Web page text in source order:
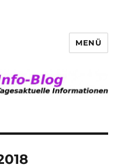
MENÜ